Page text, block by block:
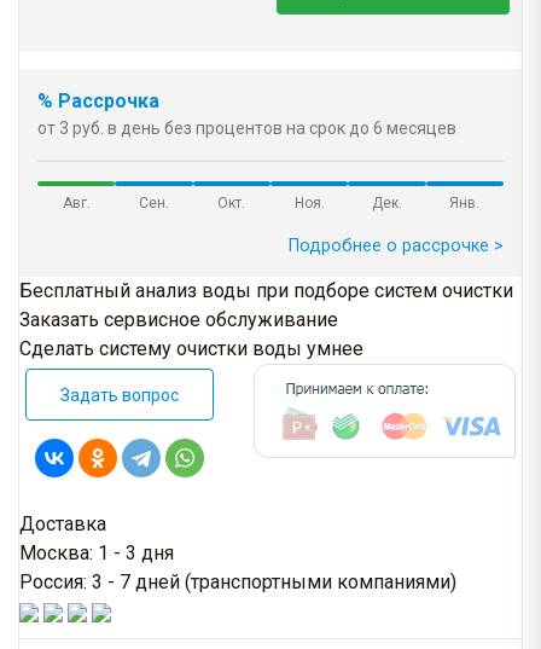
% Рассрочка
от 3 руб. в день без процентов на срок до 6 месяцев
Авг. Сен. Окт. Ноя. Дек. Янв.
Подробнее о рассрочке >
Бесплатный анализ воды при подборе систем очистки
Заказать сервисное обслуживание
Сделать систему очистки воды умнее
Задать вопрос
Доставка
Москва: 1 - 3 дня
Россия: 3 - 7 дней (транспортными компаниями)